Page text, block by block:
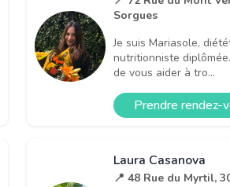
Sorgues
Je suis Mariasole,
nutritionniste
de vous aider à tro...
Prendre rendez-
Laura Casanova
📍 48 Rue du Myrtil,